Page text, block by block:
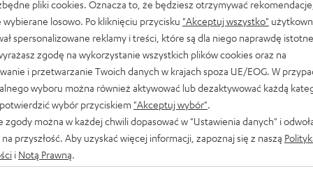
radą. Umów się na wizytę w sklepie z doradcami i
odkryj dźwięk Teufel na żywo.
2 ROVER
pliki cookies. Oznacza to, że będziesz otrzymywać
wybierane losowo. Po kliknięciu przycisku "Akceptuj wszystko"
spersonalizowane reklamy i treści, które są dla niego naprawdę
zgodę na wykorzystanie wszystkich plików cookies oraz na
i przetwarzanie Twoich danych w krajach spoza UE/EOG. W
wyboru można również aktywować lub dezaktywować każdą
wybór przyciskiem "Akceptuj wybór"
zgody można w każdej chwili dopasować w "Ustawienia danych" i
przyszłość. Aby uzyskać więcej informacji, zapoznaj się z naszą
i Notą Prawną